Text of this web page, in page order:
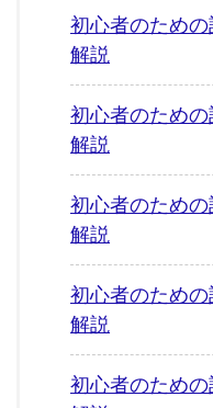
初心者のため
解説
初心者のため
解説
初心者のため
解説
初心者のため
解説
初心者のため